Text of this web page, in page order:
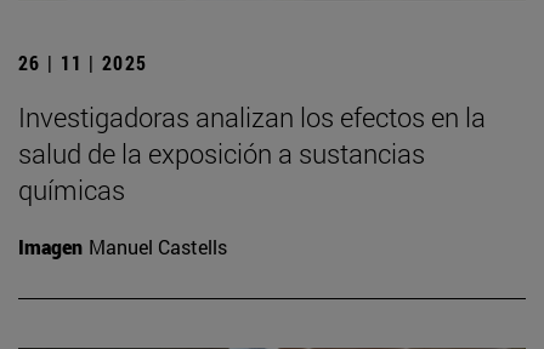
26 | 11 | 2025
Investigadoras analizan los efectos en la
salud de la exposición a sustancias
químicas
Imagen Manuel Castells